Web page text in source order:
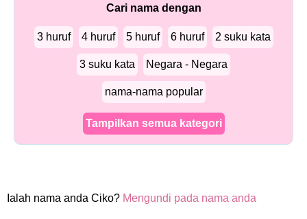
Cari nama dengan
3 huruf 4 huruf 5 huruf 6 huruf 2 suku kata
3 suku kata Negara - Negara
nama-nama popular
Tampilkan semua kategori
Ialah nama anda Ciko? Mengundi pada nama anda